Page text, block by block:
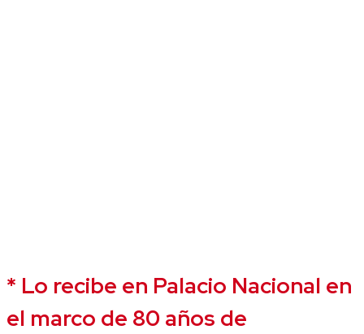
* Lo recibe en Palacio Nacional en
el marco de 80 años de